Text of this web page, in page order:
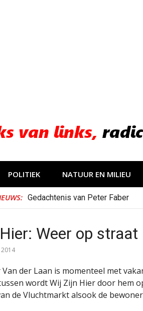
POLITIEK NATUUR EN MILIEU
Gedachtenis van Peter Faber
Weer op straat
der Laan is momenteel met
wordt Wij Zijn Hier door hem
de Vluchtmarkt alsook de